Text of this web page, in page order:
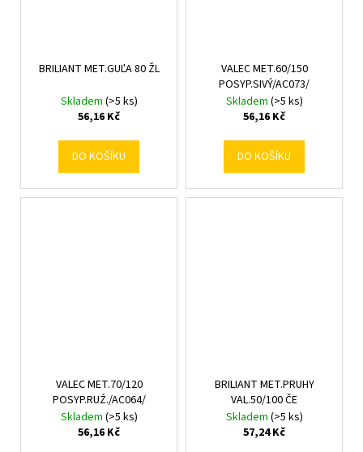
BRILIANT MET.GUĽA 80 ŽL
Skladem (>5 ks)
56,16 Kč
DO KOŠÍKU
VALEC MET.60/150
POSYP.SIVÝ/AC073/
Skladem (>5 ks)
56,16 Kč
DO KOŠÍKU
VALEC MET.70/120
POSYP.RUŹ./AC064/
Skladem (>5 ks)
56,16 Kč
BRILIANT MET.PRUHY
VAL.50/100 ČE
Skladem (>5 ks)
57,24 Kč